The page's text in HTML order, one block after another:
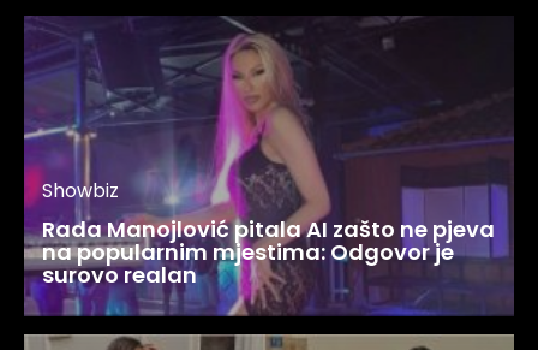
Showbiz
Rada Manojlović pitala AI zašto ne pjeva
na popularnim mjestima: Odgovor je
surovo realan